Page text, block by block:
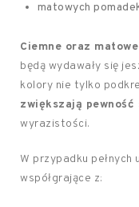
matowych
Ciemne oraz
będą wydawały się
kolory nie tylko
zwiększają pewność
wyrazistości.
W przypadku
współgrające z: